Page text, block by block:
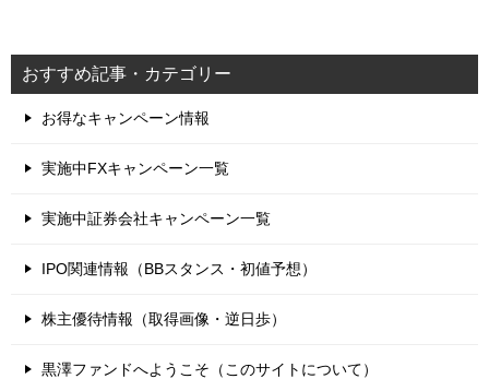
おすすめ記事・カテゴリー
お得なキャンペーン情報
実施中FXキャンペーン一覧
実施中証券会社キャンペーン一覧
IPO関連情報（BBスタンス・初値予想）
株主優待情報（取得画像・逆日歩）
黒澤ファンドへようこそ（このサイトについて）